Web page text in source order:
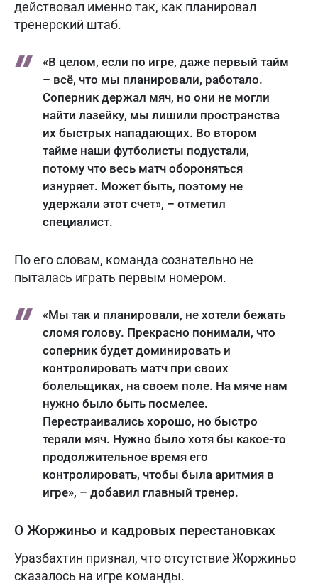
действовал именно так, как планировал
тренерский штаб.
«В целом, если по игре, даже первый тайм
– всё, что мы планировали, работало.
Соперник держал мяч, но они не могли
найти лазейку, мы лишили пространства
их быстрых нападающих. Во втором
тайме наши футболисты подустали,
потому что весь матч обороняться
изнуряет. Может быть, поэтому не
удержали этот счет», – отметил
специалист.
По его словам, команда сознательно не
пыталась играть первым номером.
«Мы так и планировали, не хотели бежать
сломя голову. Прекрасно понимали, что
соперник будет доминировать и
контролировать матч при своих
болельщиках, на своем поле. На мяче нам
нужно было быть посмелее.
Перестраивались хорошо, но быстро
теряли мяч. Нужно было хотя бы какое-то
продолжительное время его
контролировать, чтобы была аритмия в
игре», – добавил главный тренер.
О Жоржиньо и кадровых перестановках
Уразбахтин признал, что отсутствие Жоржиньо
сказалось на игре команды.